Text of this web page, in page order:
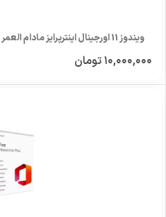
ویندوز 11 اورجینال اینترپرایز مادام العمر Windows 11 Enterprise Retail
۱۰,۰۰۰,۰۰۰تومان